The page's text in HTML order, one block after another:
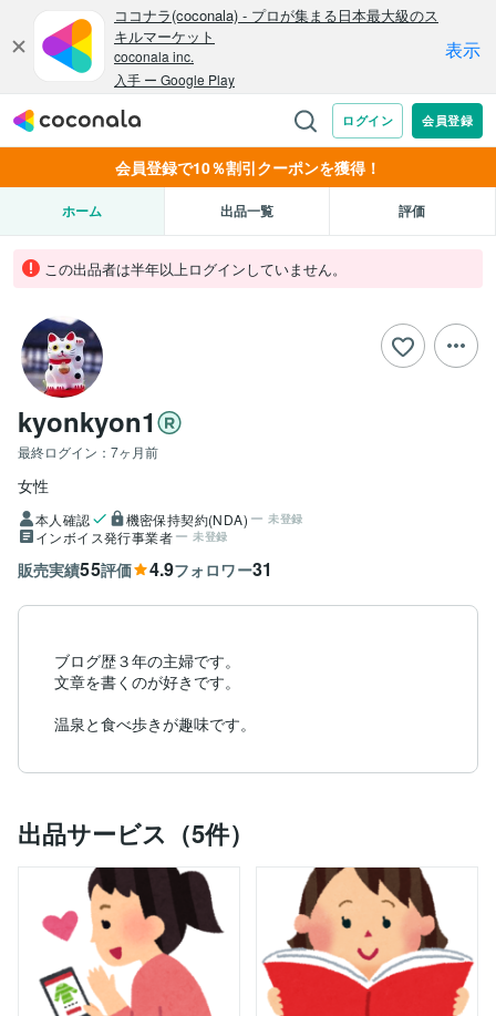
会員登録で10％割引クーポンを獲得！
ホーム 出品一覧 評価
この出品者は半年以上ログインしていません。
kyonkyon1
最終ログイン： 7ヶ月前
女性
本人確認 機密保持契約(NDA) 未登録
インボイス発行事業者 未登録
販売実績55評価 4.9フォロワー31
ブログ歴３年の主婦です。
文章を書くのが好きです。
温泉と食べ歩きが趣味です。
出品サービス（5件）